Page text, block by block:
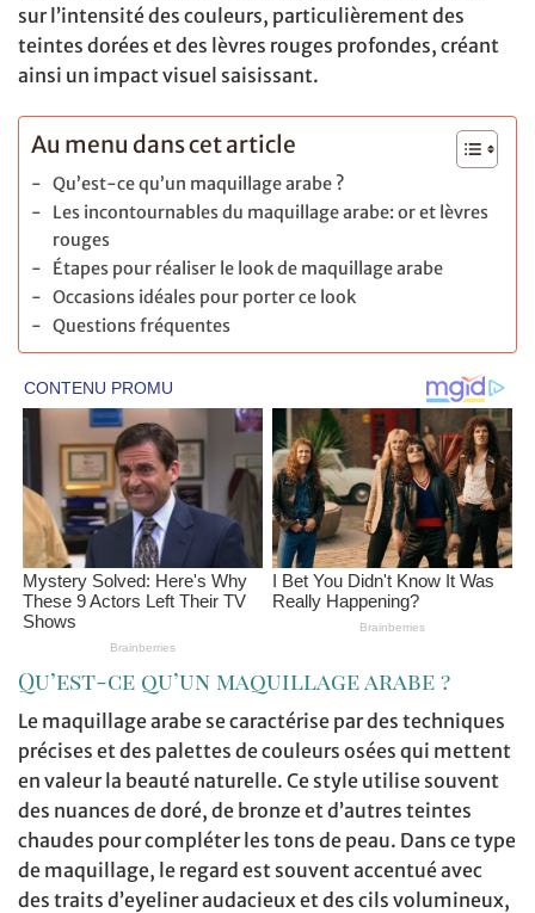
sur l’intensité des couleurs, particulièrement des
teintes dorées et des lèvres rouges profondes, créant
ainsi un impact visuel saisissant.
Au menu dans cet article
Qu’est-ce qu’un maquillage arabe ?
Les incontournables du maquillage arabe: or et lèvres
rouges
Étapes pour réaliser le look de maquillage arabe
Occasions idéales pour porter ce look
Questions fréquentes
Qu’est-ce qu’un maquillage arabe ?
Le maquillage arabe se caractérise par des techniques
précises et des palettes de couleurs osées qui mettent
en valeur la beauté naturelle. Ce style utilise souvent
des nuances de doré, de bronze et d’autres teintes
chaudes pour compléter les tons de peau. Dans ce type
de maquillage, le regard est souvent accentué avec
des traits d’eyeliner audacieux et des cils volumineux,